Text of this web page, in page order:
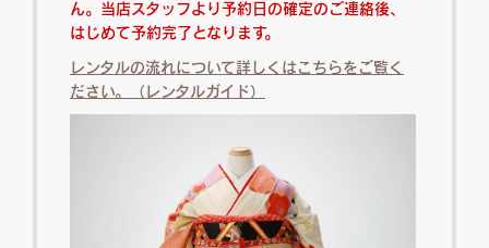
ん。当店スタッフより予約日の確定のご連絡後、
はじめて予約完了となります。
レンタルの流れについて詳しくはこちらをご覧く
ださい。（レンタルガイド）